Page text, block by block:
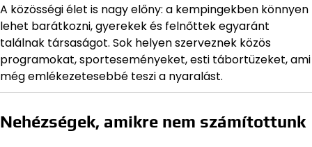
A közösségi élet is nagy előny: a kempingekben könnyen
lehet barátkozni, gyerekek és felnőttek egyaránt
találnak társaságot. Sok helyen szerveznek közös
programokat, sporteseményeket, esti tábortüzeket, ami
még emlékezetesebbé teszi a nyaralást.
Nehézségek, amikre nem számítottunk